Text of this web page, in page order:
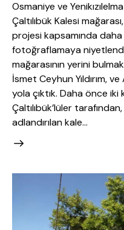
Osmaniye ve
Çaltılıbük Kalesi
projesi kapsamında
fotoğraflamaya
mağarasının yerini
İsmet Ceyhun Yıldırım,
yola çıktık. Daha önce iki
Çaltılıbük’lüler
adlandırılan kale…